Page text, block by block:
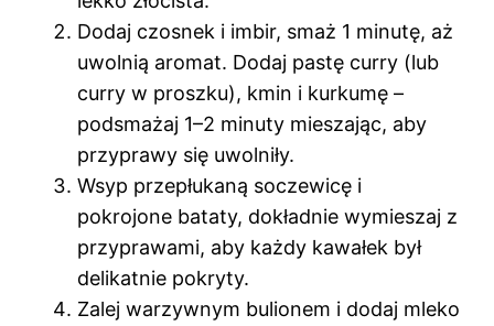
Dodaj czosnek i imbir, smaż 1 minutę, aż
uwolnią aromat. Dodaj pastę curry (lub
curry w proszku), kmin i kurkumę –
podsmażaj 1–2 minuty mieszając, aby
przyprawy się uwolniły.
Wsyp przepłukaną soczewicę i
pokrojone bataty, dokładnie wymieszaj z
przyprawami, aby każdy kawałek był
delikatnie pokryty.
Zalej warzywnym bulionem i dodaj mleko